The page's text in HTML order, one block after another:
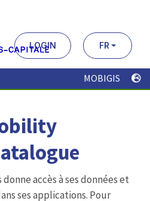
LOGIN FR
MOBIGIS
accès à ses données et
ses applications. Pour